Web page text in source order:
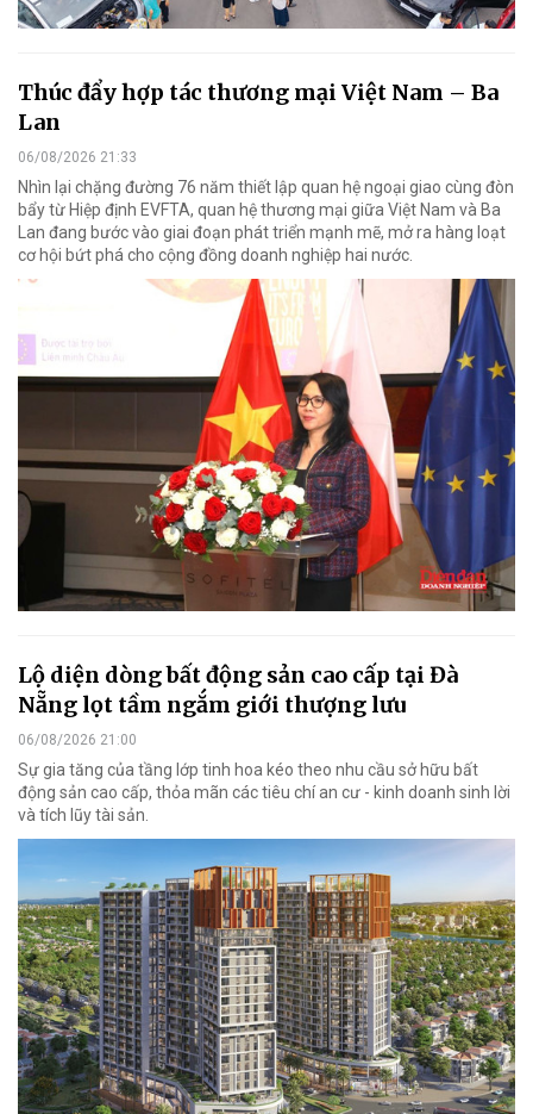
Thúc đẩy hợp tác thương mại Việt Nam – Ba
Lan
06/08/2026 21:33
Nhìn lại chặng đường 76 năm thiết lập quan hệ ngoại giao cùng đòn
bẩy từ Hiệp định EVFTA, quan hệ thương mại giữa Việt Nam và Ba
Lan đang bước vào giai đoạn phát triển mạnh mẽ, mở ra hàng loạt
cơ hội bứt phá cho cộng đồng doanh nghiệp hai nước.
Lộ diện dòng bất động sản cao cấp tại Đà
Nẵng lọt tầm ngắm giới thượng lưu
06/08/2026 21:00
Sự gia tăng của tầng lớp tinh hoa kéo theo nhu cầu sở hữu bất
động sản cao cấp, thỏa mãn các tiêu chí an cư - kinh doanh sinh lời
và tích lũy tài sản.